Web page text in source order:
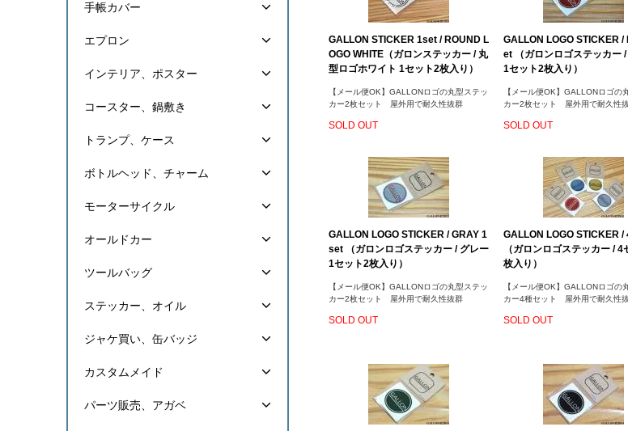
GALLON STICKER 1set / ROUND L
OGO WHITE（ガロンステッカー / 丸
型ロゴホワイト 1セット2枚入り）
【メール便OK】GALLONロゴの丸型ステッ
カー2枚セット 屋外用で耐久性抜群
SOLD OUT
GALLON LOGO STICKER /
et （ガロンロゴステッカー /
1セット2枚入り）
【メール便OK】GALLONロゴの
カー2枚セット 屋外用で耐久性
SOLD OUT
GALLON LOGO STICKER / GRAY 1
set （ガロンロゴステッカー / グレー
1セット2枚入り）
【メール便OK】GALLONロゴの丸型ステッ
カー2枚セット 屋外用で耐久性抜群
SOLD OUT
GALLON LOGO STICKER /
（ガロンロゴステッカー / 4
枚入り）
【メール便OK】GALLONロゴの
カー4種セット 屋外用で耐久性
SOLD OUT
手帳カバー
エプロン
インテリア、ポスター
コースター、鍋敷き
トランプ、ケース
ボトルヘッド、チャーム
モーターサイクル
オールドカー
ツールバッグ
ステッカー、オイル
ジャケ買い、缶バッジ
カスタムメイド
パーツ販売、アガベ